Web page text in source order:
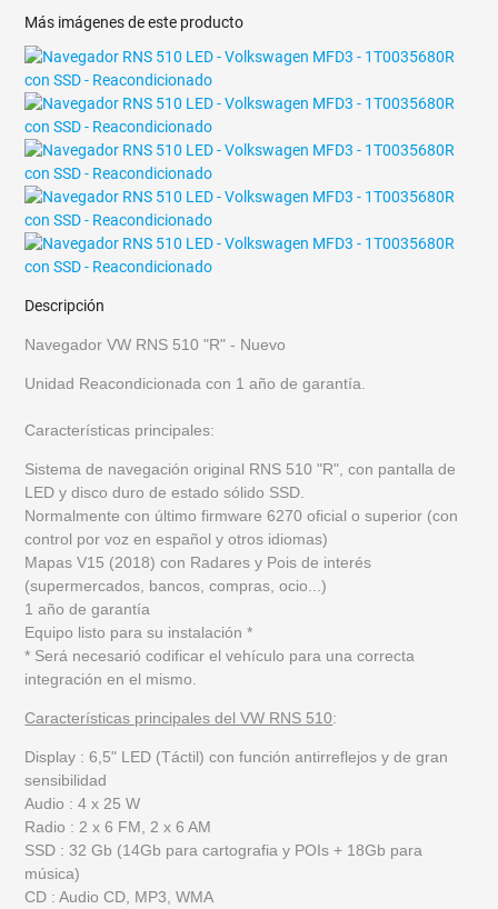
Más imágenes de este producto
Descripción
Navegador VW RNS 510 "R" - Nuevo
Unidad Reacondicionada con 1 año de garantía.
Características principales:
Sistema de navegación original RNS 510 "R" , con pantalla de
LED y disco duro de estado sólido SSD.
Normalmente con último firmware6270 oficial o superior (con
control por voz en español y otros idiomas)
Mapas V15 (2018) con Radares y Pois de interés
(supermercados, bancos, compras, ocio...)
1 año de garantía
Equipo listo para su instalación *
* Será necesarió codificar el vehículo para una correcta
integración en el mismo.
Características principales del VW RNS 510:
Display : 6,5" LED (Táctil) con función antirreflejos y de gran
sensibilidad
Audio : 4 x 25 W
Radio : 2 x 6 FM, 2 x 6 AM
SSD : 32 Gb (14Gb para cartografia y POIs + 18Gb para
música)
CD : Audio CD, MP3, WMA